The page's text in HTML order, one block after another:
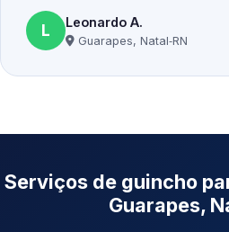
L Leonardo A.
Guarapes, Natal‑RN
Serviços de guincho
Guarapes,